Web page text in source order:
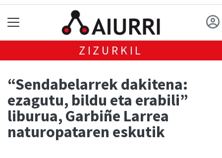
ZIZURKIL
“Sendabelarrek dakitena:
ezagutu, bildu eta erabili”
liburua, Garbiñe Larrea
naturopataren eskutik